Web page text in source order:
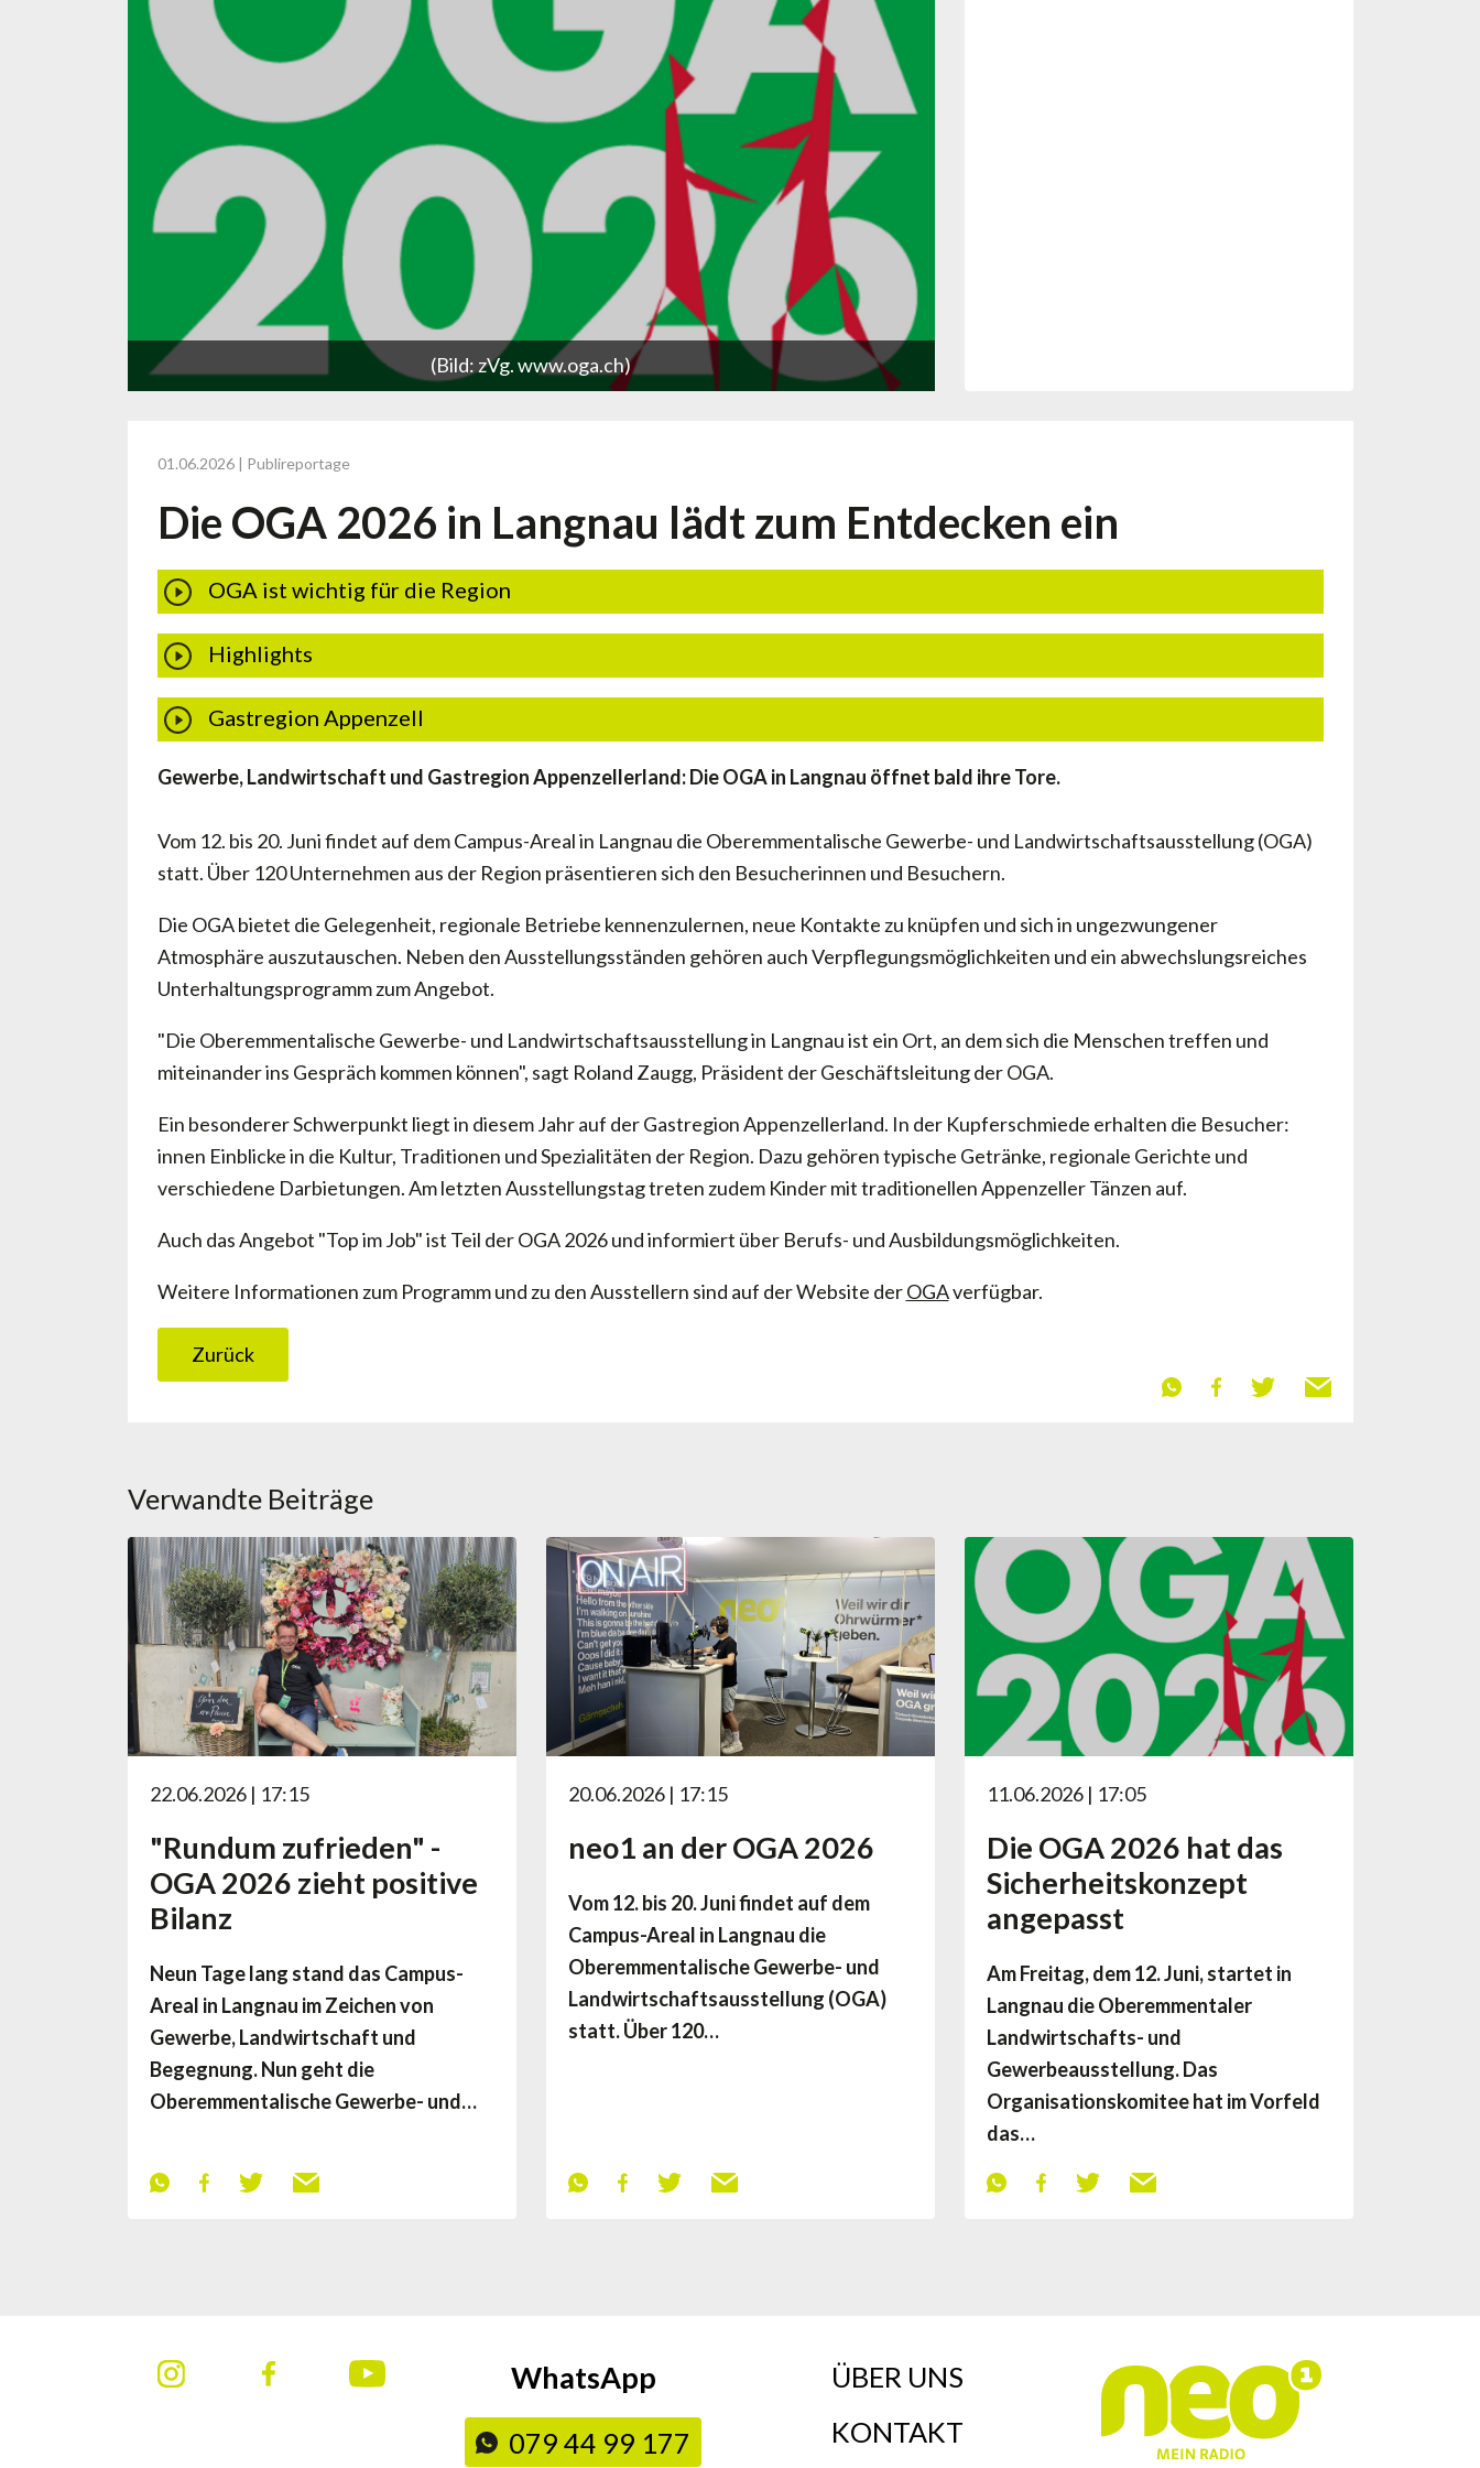
(Bild: zVg. www.oga.ch)
01.06.2026 | Publireportage
Die OGA 2026 in Langnau lädt zum Entdecken ein
OGA ist wichtig für die Region
Highlights
Gastregion Appenzell
Gewerbe, Landwirtschaft und Gastregion Appenzellerland: Die OGA in Langnau öffnet bald ihre Tore.
Vom 12. bis 20. Juni findet auf dem Campus-Areal in Langnau die Oberemmentalische Gewerbe- und Landwirtschaftsausstellung (OGA)
statt. Über 120 Unternehmen aus der Region präsentieren sich den Besucherinnen und Besuchern.
Die OGA bietet die Gelegenheit, regionale Betriebe kennenzulernen, neue Kontakte zu knüpfen und sich in ungezwungener
Atmosphäre auszutauschen. Neben den Ausstellungsständen gehören auch Verpflegungsmöglichkeiten und ein abwechslungsreiches
Unterhaltungsprogramm zum Angebot.
"Die Oberemmentalische Gewerbe- und Landwirtschaftsausstellung in Langnau ist ein Ort, an dem sich die Menschen treffen und
miteinander ins Gespräch kommen können", sagt Roland Zaugg, Präsident der Geschäftsleitung der OGA.
Ein besonderer Schwerpunkt liegt in diesem Jahr auf der Gastregion Appenzellerland. In der Kupferschmiede erhalten die Besucher:
innen Einblicke in die Kultur, Traditionen und Spezialitäten der Region. Dazu gehören typische Getränke, regionale Gerichte und
verschiedene Darbietungen. Am letzten Ausstellungstag treten zudem Kinder mit traditionellen Appenzeller Tänzen auf.
Auch das Angebot "Top im Job" ist Teil der OGA 2026 und informiert über Berufs- und Ausbildungsmöglichkeiten.
Weitere Informationen zum Programm und zu den Ausstellern sind auf der Website derOGAverfügbar.
Zurück
Verwandte Beiträge
22.06.2026 | 17:15
"Rundum zufrieden" -
OGA 2026 zieht positive
Bilanz
Neun Tage lang stand das Campus-
Areal in Langnau im Zeichen von
Gewerbe, Landwirtschaft und
Begegnung. Nun geht die
Oberemmentalische Gewerbe- und…
20.06.2026 | 17:15
neo1 an der OGA 2026
Vom 12. bis 20. Juni findet auf dem
Campus-Areal in Langnau die
Oberemmentalische Gewerbe- und
Landwirtschaftsausstellung (OGA)
statt. Über 120…
11.06.2026 | 17:05
Die OGA 2026 hat das
Sicherheitskonzept
angepasst
Am Freitag, dem 12. Juni, startet in
Langnau die Oberemmentaler
Landwirtschafts- und
Gewerbeausstellung. Das
Organisationskomitee hat im Vorfeld
das…
WhatsApp
079 44 99 177
ÜBER UNS
KONTAKT